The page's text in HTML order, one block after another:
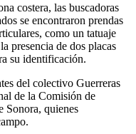
costera, las buscadoras
se encontraron prendas
como un tatuaje
presencia de dos placas
su identificación.
del colectivo Guerreras
de la Comisión de
Sonora, quienes